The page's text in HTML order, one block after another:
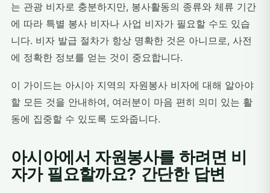
는 관광 비자로 충분하지만, 봉사활동의 종류와 체류 기간
에 따라 특별 봉사 비자나 사업 비자가 필요할 수도 있습
니다. 비자 발급 절차가 항상 명확한 것은 아니므로, 사전
에 정확한 정보를 얻는 것이 중요합니다.
이 가이드는 아시아 지역의 자원봉사 비자에 대해 알아야
할 모든 것을 안내하여, 여러분이 마음 편히 의미 있는 활
동에 집중할 수 있도록 도와줍니다.
아시아에서 자원봉사를 하려면 비
자가 필요할까요? 간단한 답변